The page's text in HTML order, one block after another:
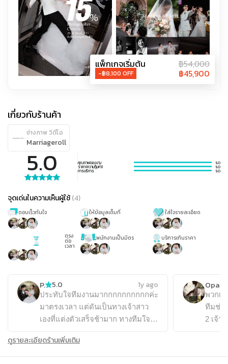
แพ็กเกจเริ่มต้น ฿54,000
-฿8,100 OFF ฿45,900
เกี่ยวกับร้านค้า
ช่างภาพ วิดีโอ
Marriageroll
5.0 คุณภาพของงาน 5.0
ราคา (ความคุ้มค่า) 5.0
การบริการ 5.0
จุดเด่นในความเห็นผู้ใช้(4)
ตอบเร็วทันใจ ให้ข้อมูลเต็มที่ ใส่ใจรายละเอียด
ตรง
ต่อ
เวลา
พนักงานเป็นมิตร บริการเกินราคา
P. 5.0 1y ago
ประทับใจทีมงานมากกกกกกกกกกค่ะ
มาตรงเวลา แต่ดันเป็นทางเจ้าสาว
เองที่แต่งตัวเสร็จช้ามาก ทางทีมใจ
ทีมงานจัดท่าจัดทางบอกเลยว่าให้ไป
Opas
พวกเ
ทีมช่า
2 เจ้า
ดูรายละเอียดร้านเพิ่มเติม